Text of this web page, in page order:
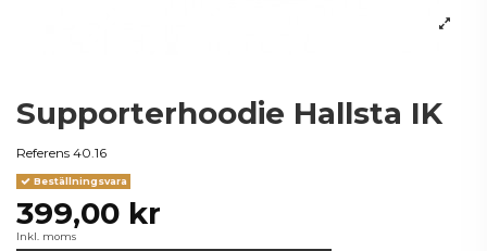
Supporterhoodie Hallsta IK
Referens 40.16
Beställningsvara
399,00 kr
Inkl. moms